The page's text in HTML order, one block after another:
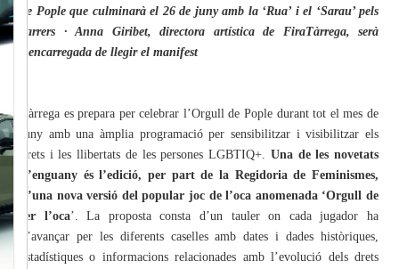
de Pople que culminarà el 26 de juny amb la ‘Rua’ i el ‘Sarau’ pels
carrers · Anna Giribet, directora artística de FiraTàrrega, serà
l’encarregada de llegir el manifest
Tàrrega es prepara per celebrar l’Orgull de Pople durant tot el mes de
juny amb una àmplia programació per sensibilitzar i visibilitzar els
drets i les llibertats de les persones LGBTIQ+. Una de les novetats
d’enguany és l’edició, per part de la Regidoria de Feminismes,
d’una nova versió del popular joc de l’oca anomenada ‘Orgull de
ser l’oca’. La proposta consta d’un tauler on cada jugador ha
d’avançar per les diferents caselles amb dates i dades històriques,
estadístiques o informacions relacionades amb l’evolució dels drets